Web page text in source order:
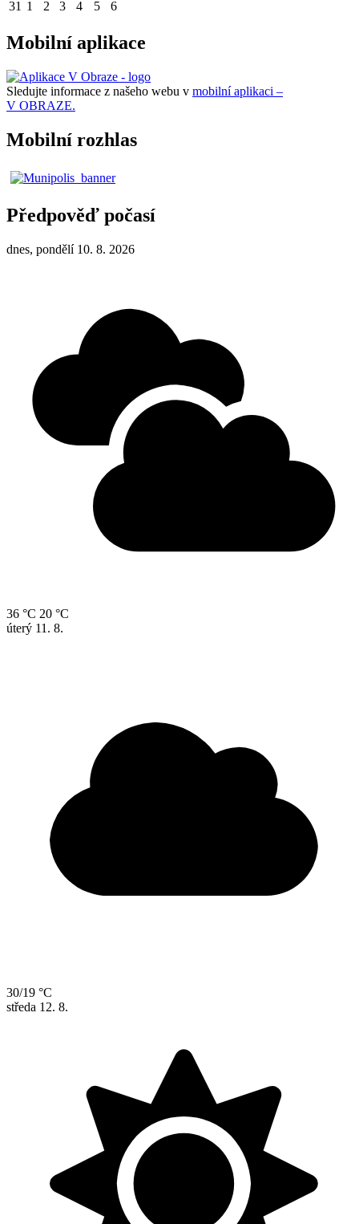
31 1 2 3 4 5 6
Mobilní aplikace
Sledujte informace z našeho webu v mobilní aplikaci –
V OBRAZE.
Mobilní rozhlas
Předpověď počasí
dnes, pondělí 10. 8. 2026
36 °C 20 °C
úterý 11. 8.
30/19 °C
středa 12. 8.